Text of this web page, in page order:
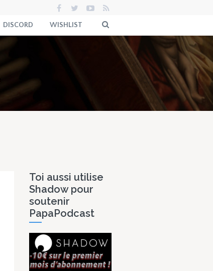
DISCORD WISHLIST
Toi aussi utilise
Shadow pour
soutenir
PapaPodcast